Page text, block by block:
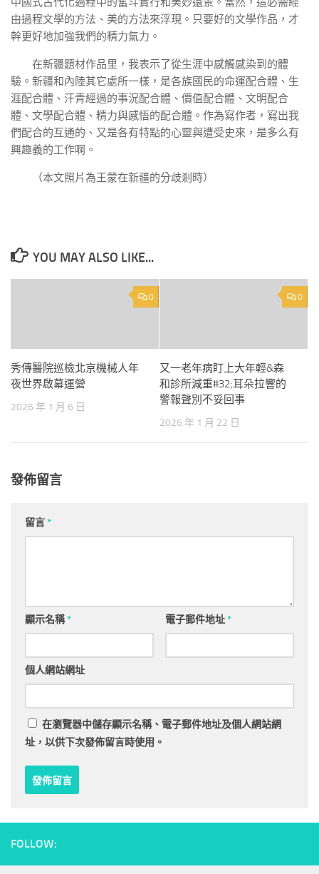
由過程文學的方法、美的方法來浮現。只要好的文學作品，才
幹更好地加強我們的精力氣力。
在新疆題材作品里，我表示了從生涯中感觸感染到的體
驗。新疆和內陸其它處所一樣，是各族國民的命運配合體、生
涯配合體、汗青經過的事況配合體、價值配合體、文明配合
體、文學配合體、精力與感悟的配合體。作為寫作者，寫出我
們配合的互通的、又是各有特點的心靈與遭受史來，是多么有
興趣義的工作啊。
（本文照片為王蒙在新疆的分歧剎時）
YOU MAY ALSO LIKE...
0
秀傳醫院巡檢北京機械人年
夜世界啟幕運營
2026 年 1 月 6 日
0
又一老年病盯上大年輕&森
和診所減重#32;耳朵拉響的
警報聲別不妥回事
2026 年 1 月 22 日
發佈留言
留言*
顯示名稱* 電子郵件地址*
個人網站網址
在瀏覽器中儲存顯示名稱、電子郵件地址及個人網站網
址，以供下次發佈留言時使用。
FOLLOW: